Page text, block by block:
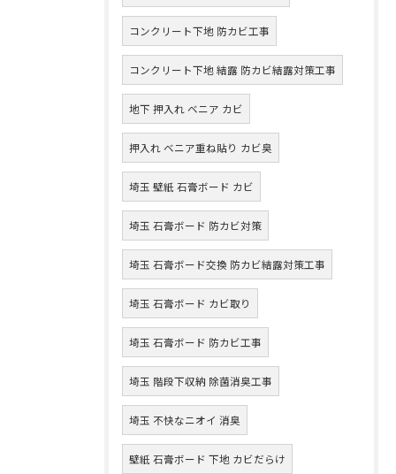
コンクリート下地 防カビ工事
コンクリート下地 結露 防カビ結露対策工事
地下 押入れ ベニア カビ
押入れ ベニア重ね貼り カビ臭
埼玉 壁紙 石膏ボード カビ
埼玉 石膏ボード 防カビ対策
埼玉 石膏ボード交換 防カビ結露対策工事
埼玉 石膏ボード カビ取り
埼玉 石膏ボード 防カビ工事
埼玉 階段下収納 除菌消臭工事
埼玉 不快なニオイ 消臭
壁紙 石膏ボード 下地 カビだらけ